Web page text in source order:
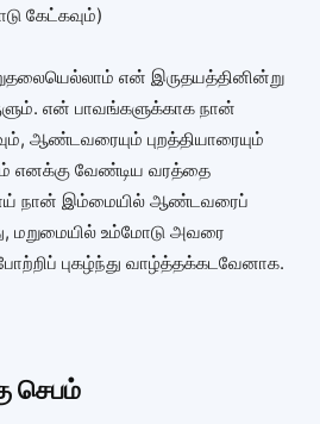
கேட்கவும்)
என் இருதயத்தினின்று
என் பாவங்களுக்காக நான்
ஆண்டவரையும் புறத்தியாரையும்
எனக்கு வேண்டிய வரத்தை
நான் இம்மையில் ஆண்டவரைப்
மறுமையில் உம்மோடு அவரை
போற்றிப் புகழ்ந்து வாழ்த்தக்கடவேனாக.
செபம்